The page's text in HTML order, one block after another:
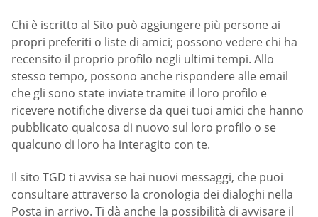
Chi è iscritto al Sito può aggiungere più persone ai
propri preferiti o liste di amici; possono vedere chi ha
recensito il proprio profilo negli ultimi tempi. Allo
stesso tempo, possono anche rispondere alle email
che gli sono state inviate tramite il loro profilo e
ricevere notifiche diverse da quei tuoi amici che hanno
pubblicato qualcosa di nuovo sul loro profilo o se
qualcuno di loro ha interagito con te.
Il sito TGD ti avvisa se hai nuovi messaggi, che puoi
consultare attraverso la cronologia dei dialoghi nella
Posta in arrivo. Ti dà anche la possibilità di avvisare il